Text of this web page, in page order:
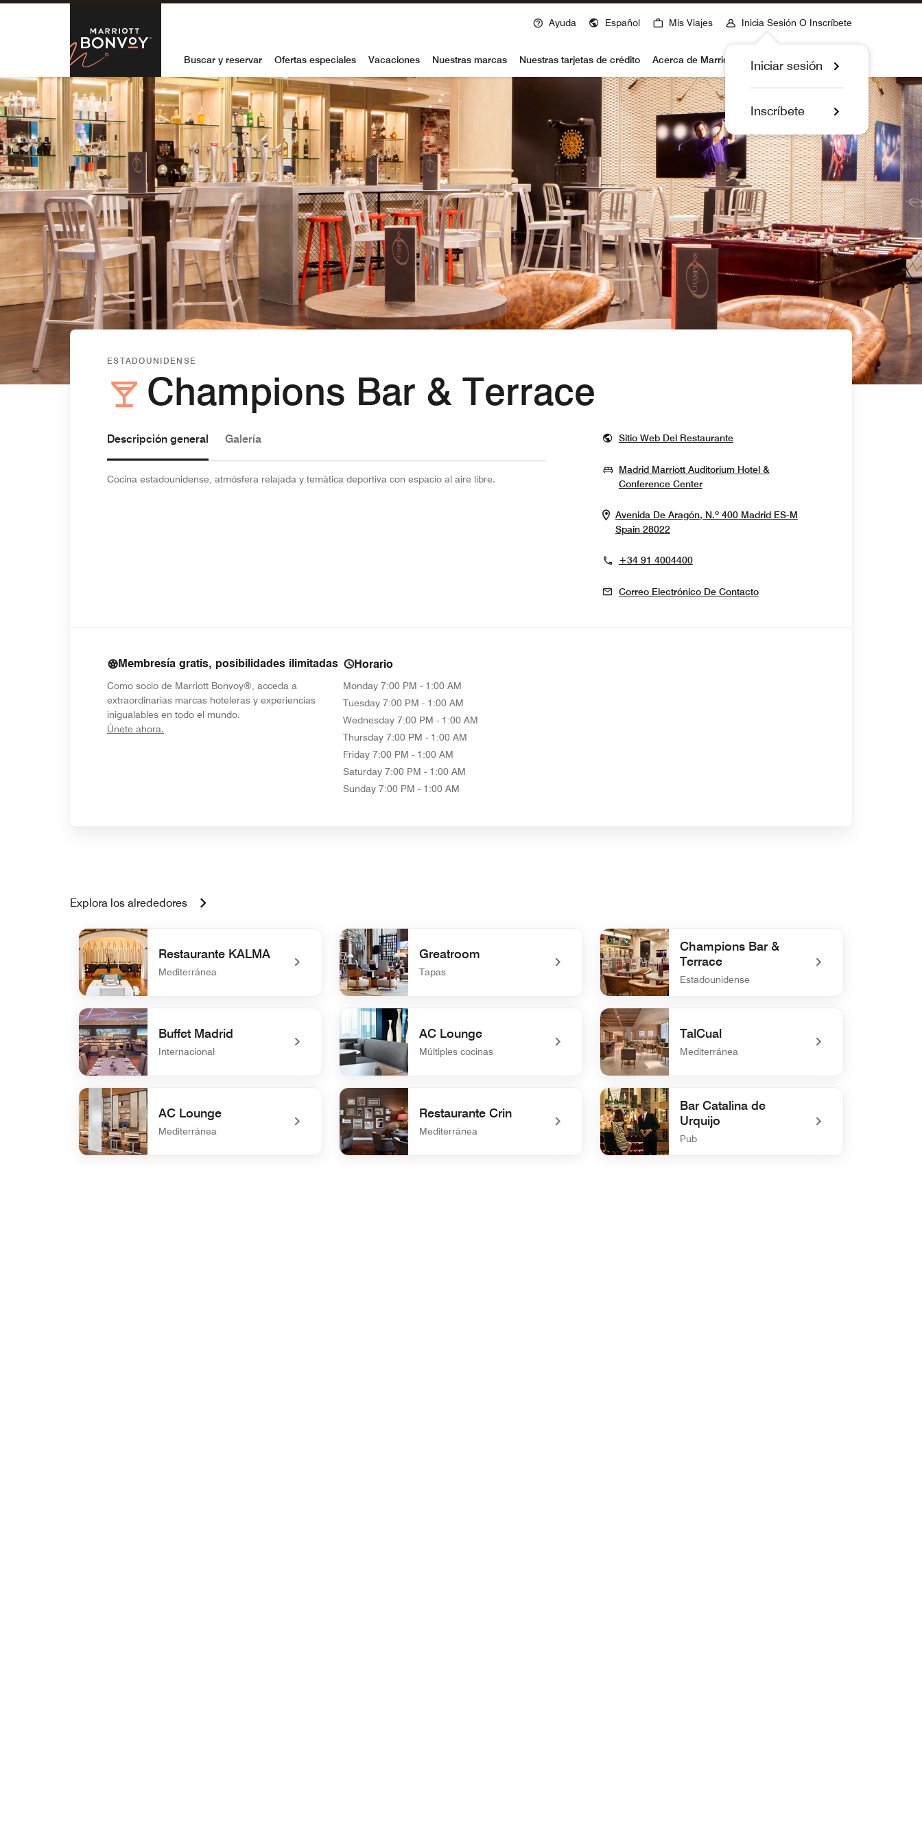
Skip to Content
Marriott Bonvoy
Ayuda Español Mis Viajes Inicia Sesión O Inscríbete
Iniciar sesión
Inscríbete
Buscar y reservar Ofertas especiales Vacaciones Nuestras marcas Nuestras tarjetas de crédito Acerca de Marriott Bonvoy
ESTADOUNIDENSE
Champions Bar & Terrace
Descripción general Galería
Cocina estadounidense, atmósfera relajada y temática deportiva con espacio al aire libre.
Sitio Web Del RestauranteOpens In New Window
Madrid Marriott Auditorium Hotel &
Conference CenterOpens In New Window
Avenida De Aragón, N.º 400 Madrid ES-M
Spain 28022Opens In New Window
+34 91 4004400
Correo Electrónico De Contacto
Membresía gratis, posibilidades ilimitadas
Como socio de Marriott Bonvoy®, acceda a
extraordinarias marcas hoteleras y experiencias
inigualables en todo el mundo.
Únete ahora.
Horario
Monday 7:00 PM - 1:00 AM
Tuesday 7:00 PM - 1:00 AM
Wednesday 7:00 PM - 1:00 AM
Thursday 7:00 PM - 1:00 AM
Friday 7:00 PM - 1:00 AM
Saturday 7:00 PM - 1:00 AM
Sunday 7:00 PM - 1:00 AM
Explora los alrededores
Restaurante KALMA
Mediterránea
undefined Restaurante KALMA
Greatroom
Tapas
undefined Greatroom
Champions Bar &
Terrace
Estadounidense
undefined Champions Bar & Terrace
Buffet Madrid
Internacional
undefined Buffet Madrid
AC Lounge
Múltiples cocinas
undefined AC Lounge
TalCual
Mediterránea
undefined TalCual
AC Lounge
Mediterránea
Restaurante Crin
Mediterránea
Bar Catalina de
Urquijo
Pub